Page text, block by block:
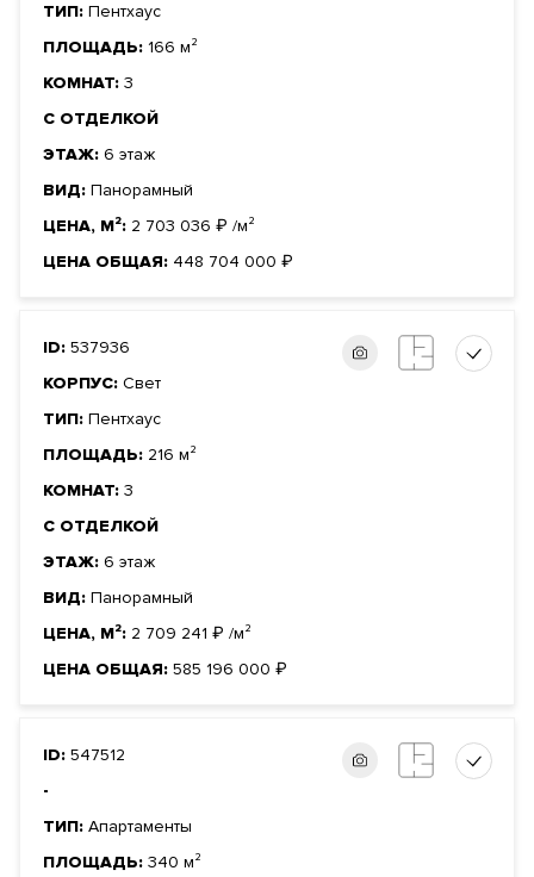
ТИП: Пентхаус
ПЛОЩАДЬ: 166 м²
КОМНАТ: 3
С ОТДЕЛКОЙ
ЭТАЖ: 6 этаж
ВИД: Панорамный
ЦЕНА, М²: 2 703 036 ₽ /м²
ЦЕНА ОБЩАЯ: 448 704 000 ₽
ID: 537936
КОРПУС: Свет
ТИП: Пентхаус
ПЛОЩАДЬ: 216 м²
КОМНАТ: 3
С ОТДЕЛКОЙ
ЭТАЖ: 6 этаж
ВИД: Панорамный
ЦЕНА, М²: 2 709 241 ₽ /м²
ЦЕНА ОБЩАЯ: 585 196 000 ₽
ID: 547512
-
ТИП: Апартаменты
ПЛОЩАДЬ: 340 м²